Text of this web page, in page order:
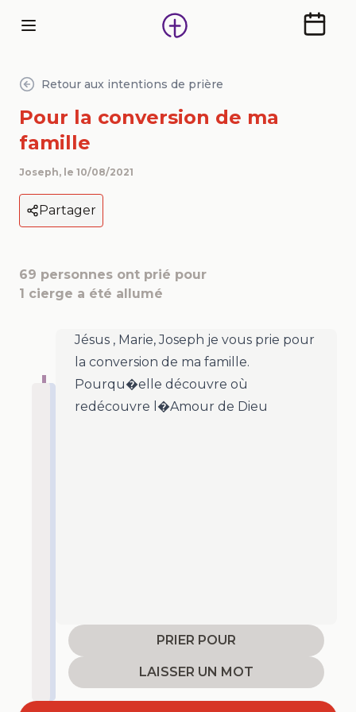
Retour aux intentions de prière
Pour la conversion de ma
famille
Joseph, le 10/08/2021
Partager
69 personnes ont prié pour
1 cierge a été allumé
Jésus , Marie, Joseph je vous prie pour
la conversion de ma famille.
Pourqu�elle découvre où
redécouvre l�Amour de Dieu
PRIER POUR
LAISSER UN MOT